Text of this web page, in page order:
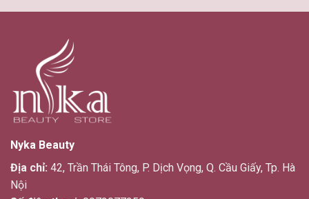
Nyka Beauty
Địa chỉ: 42, Trần Thái Tông, P. Dịch Vọng, Q. Cầu Giấy, Tp. Hà
Nội